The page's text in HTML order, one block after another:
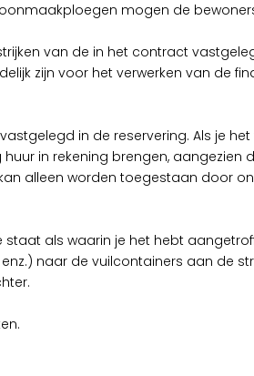
mogen de
van de in het contract
zijn voor het verwerken van de
in de reservering. Als je
in rekening brengen,
alleen worden toegestaan door
als waarin je het hebt
naar de vuilcontainers aan de